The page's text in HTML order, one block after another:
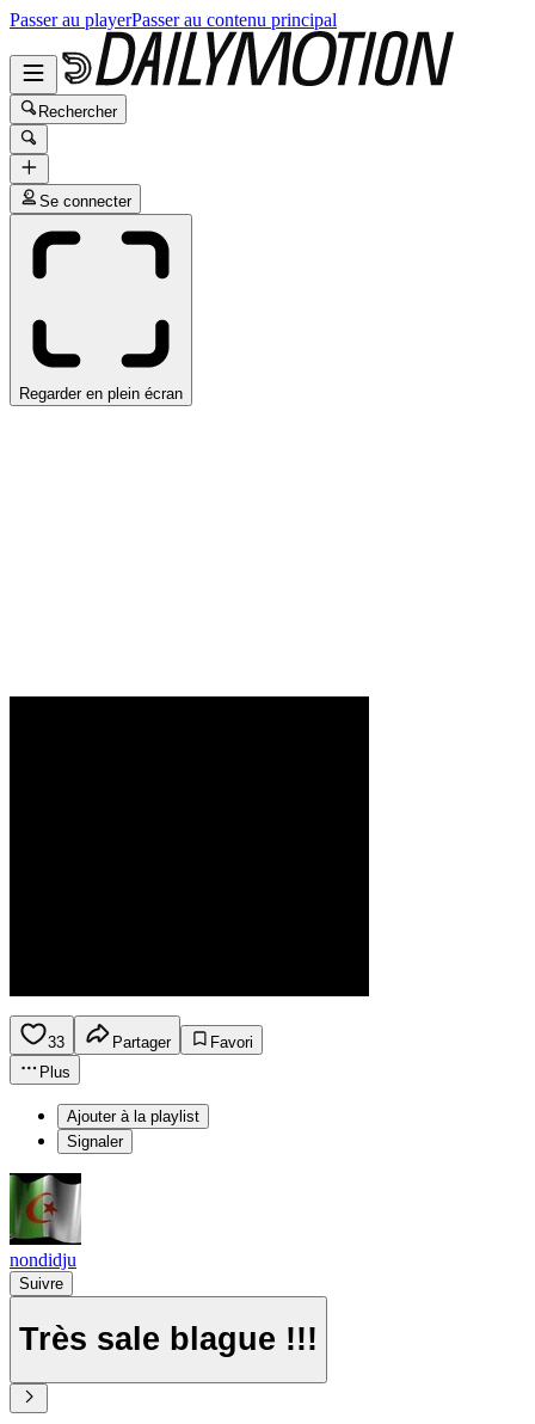
Passer au playerPasser au contenu principal
Rechercher
Se connecter
Regarder en plein écran
33 Partager
Favori
Plus
Ajouter à la playlist
Signaler
nondidju
Suivre
Très sale blague !!!